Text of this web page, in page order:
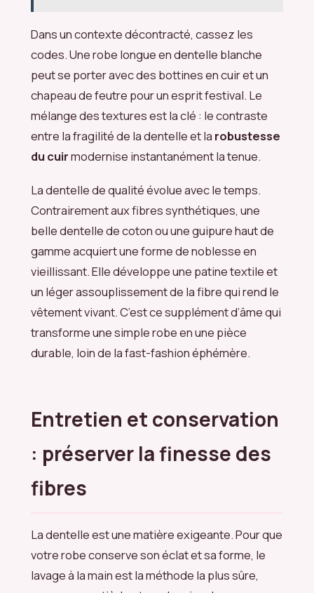
Dans un contexte décontracté, cassez les
codes. Une robe longue en dentelle blanche
peut se porter avec des bottines en cuir et un
chapeau de feutre pour un esprit festival. Le
mélange des textures est la clé : le contraste
entre la fragilité de la dentelle et la robustesse
du cuirmodernise instantanément la tenue.
La dentelle de qualité évolue avec le temps.
Contrairement aux fibres synthétiques, une
belle dentelle de coton ou une guipure haut de
gamme acquiert une forme de noblesse en
vieillissant. Elle développe une patine textile et
un léger assouplissement de la fibre qui rend le
vêtement vivant. C’est ce supplément d’âme qui
transforme une simple robe en une pièce
durable, loin de la fast-fashion éphémère.
Entretien et conservation
: préserver la finesse des
fibres
La dentelle est une matière exigeante. Pour que
votre robe conserve son éclat et sa forme, le
lavage à la main est la méthode la plus sûre,